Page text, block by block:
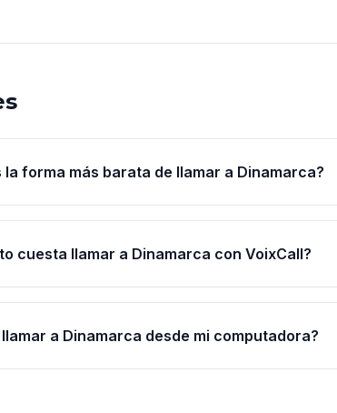
la forma más barata de llamar a Dinamarca?
cuesta llamar a Dinamarca con VoixCall?
llamar a Dinamarca desde mi computadora?